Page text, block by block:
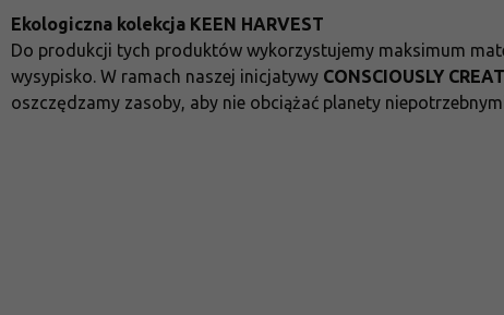
Ekologiczna kolekcja KEEN HARVEST
Do produkcji tych produktów wykorzystujemy maksimum
wysypisko. W ramach naszej inicjatywy CONSCIOUSLY
oszczędzamy zasoby, aby nie obciążać planety